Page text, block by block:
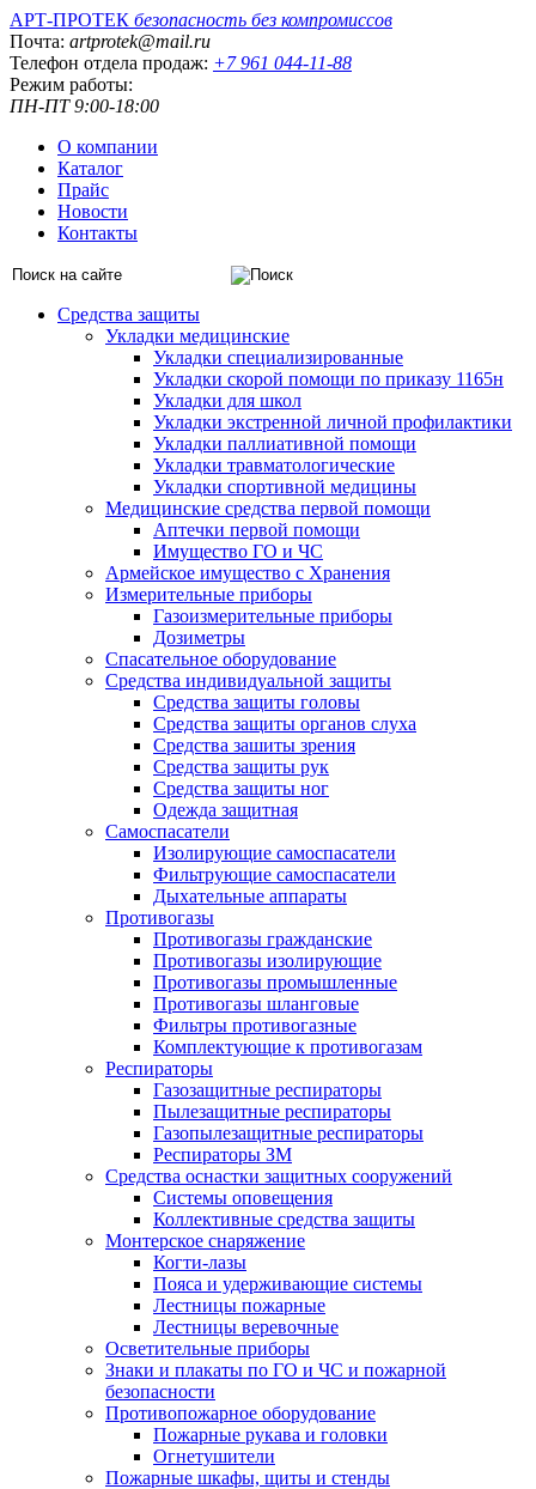
АРТ-ПРОТЕК безопасность без компромиссов
Почта: artprotek@mail.ru
Телефон отдела продаж: +7 961 044-11-88
Режим работы:
ПН-ПТ 9:00-18:00
О компании
Каталог
Прайс
Новости
Контакты
Средства защиты
Укладки медицинские
Укладки специализированные
Укладки скорой помощи по приказу 1165н
Укладки для школ
Укладки экстренной личной профилактики
Укладки паллиативной помощи
Укладки травматологические
Укладки спортивной медицины
Медицинские средства первой помощи
Аптечки первой помощи
Имущество ГО и ЧС
Армейское имущество с Хранения
Измерительные приборы
Газоизмерительные приборы
Дозиметры
Спасательное оборудование
Средства индивидуальной защиты
Средства защиты головы
Средства защиты органов слуха
Средства зашиты зрения
Средства защиты рук
Средства защиты ног
Одежда защитная
Самоспасатели
Изолирующие самоспасатели
Фильтрующие самоспасатели
Дыхательные аппараты
Противогазы
Противогазы гражданские
Противогазы изолирующие
Противогазы промышленные
Противогазы шланговые
Фильтры противогазные
Комплектующие к противогазам
Респираторы
Газозащитные респираторы
Пылезащитные респираторы
Газопылезащитные респираторы
Респираторы ЗМ
Средства оснастки защитных сооружений
Системы оповещения
Коллективные средства защиты
Монтерское снаряжение
Когти-лазы
Пояса и удерживающие системы
Лестницы пожарные
Лестницы веревочные
Осветительные приборы
Знаки и плакаты по ГО и ЧС и пожарной
безопасности
Противопожарное оборудование
Пожарные рукава и головки
Огнетушители
Пожарные шкафы, щиты и стенды